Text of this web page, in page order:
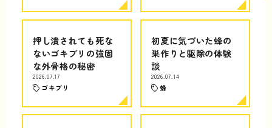
押し潰されても死な
ないゴキブリの強固
な外骨格の秘密
2026.07.17
ゴキブリ
初夏に気づいた蜂の
巣作りと駆除の体験
談
2026.07.14
蜂